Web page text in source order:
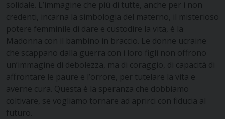
solidale. L’immagine che più di tutte, anche per i non
credenti, incarna la simbologia del materno, il misterioso
potere femminile di dare e custodire la vita, è la
Madonna con il bambino in braccio. Le donne ucraine
che scappano dalla guerra con i loro figli non offrono
un’immagine di debolezza, ma di coraggio, di capacità di
affrontare le paure e l’orrore, per tutelare la vita e
averne cura. Questa è la speranza che dobbiamo
coltivare, se vogliamo tornare ad aprirci con fiducia al
futuro.